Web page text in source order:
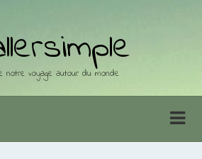
notre voyage autour du monde